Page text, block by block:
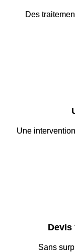
Des
Une
Devis
Sans